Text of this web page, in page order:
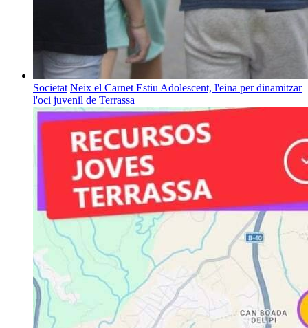
Societat Neix el Carnet Estiu Adolescent, l'eina per dinamitzar
l'oci juvenil de Terrassa